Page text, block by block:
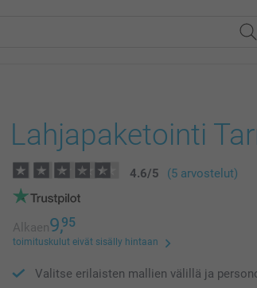
Lahjapaketointi
4.6/5 (5 arvostelut)
Alkaen9,95
toimituskulut eivät sisälly hintaan
Valitse erilaisten mallien välillä ja